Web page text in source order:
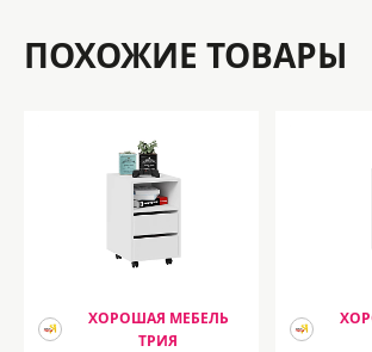
ПОХОЖИЕ ТОВАРЫ
ХОРОШАЯ МЕБЕЛЬ
ТРИЯ